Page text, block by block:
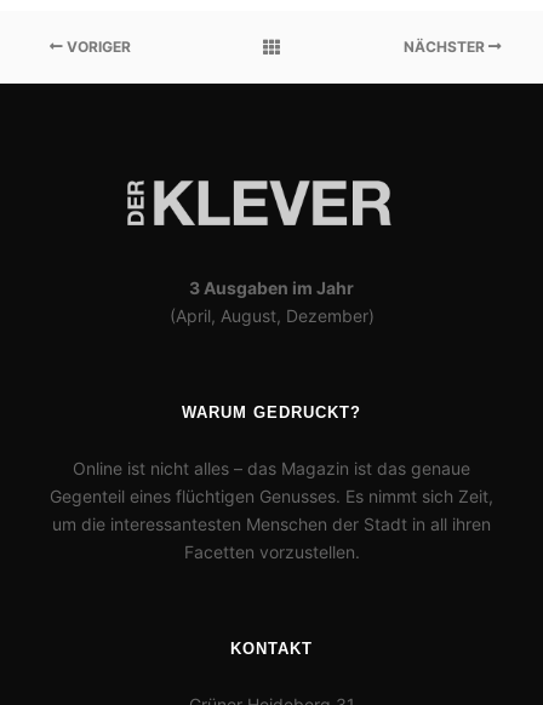
VORIGER NÄCHSTER
3 Ausgaben im Jahr
(April, August, Dezember)
WARUM GEDRUCKT?
Online ist nicht alles – das Magazin ist das genaue
Gegenteil eines flüchtigen Genusses. Es nimmt sich Zeit,
um die interessantesten Menschen der Stadt in all ihren
Facetten vorzustellen.
KONTAKT